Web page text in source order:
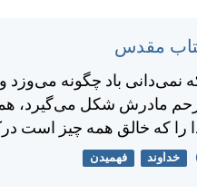
مقدس
نمی‌دانی باد چگونه می‌وزد
مادرش شكل می‌گيرد،
را كه خالق همه چيز است
خداوند فهمیدن